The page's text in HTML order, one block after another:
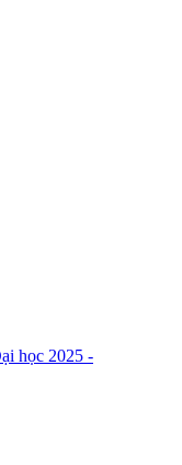
học 2025 -